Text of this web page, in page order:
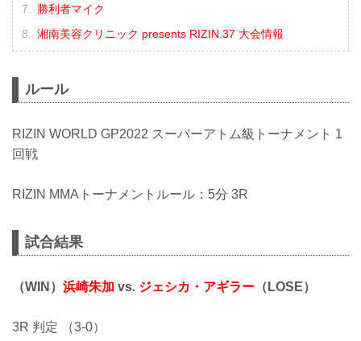
勝利者マイク
湘南美容クリニック presents RIZIN.37 大会情報
ルール
RIZIN WORLD GP2022 スーパーアトム級トーナメント 1
回戦
RIZIN MMAトーナメントルール：5分 3R
試合結果
（WIN） 浜崎朱加 vs. ジェシカ・アギラー （LOSE）
3R 判定 （3-0）